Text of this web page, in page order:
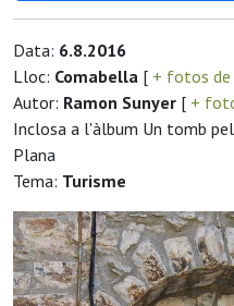
Data: 6.8.2016
Lloc: Comabella [ + fotos de
Autor: Ramon Sunyer [ +
Inclosa a l'àlbum Un tomb
Plana
Tema: Turisme